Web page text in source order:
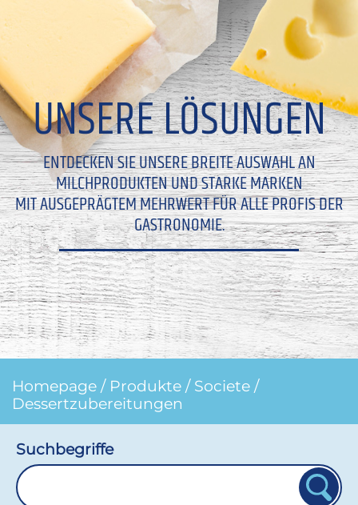
UNSERE LÖSUNGEN
ENTDECKEN SIE UNSERE BREITE AUSWAHL AN
MILCHPRODUKTEN UND STARKE MARKEN
MIT AUSGEPRÄGTEM MEHRWERT FÜR ALLE PROFIS DER
GASTRONOMIE.
Homepage / Produkte / Societe /
Dessertzubereitungen
Suchbegriffe